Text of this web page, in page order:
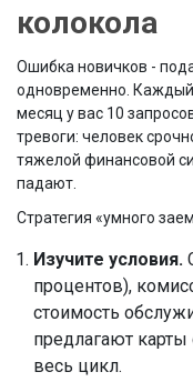
колокола
Ошибка новичков -
одновременно. Каждый
месяц у вас 10
тревоги: человек
тяжелой финансовой
падают.
Стратегия «умного
Изучите условия.
процентов),
стоимость
предлагают
весь цикл.